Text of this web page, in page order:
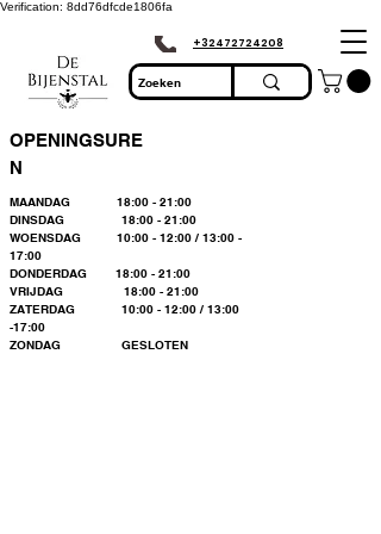
Verification: 8dd76dfcde1806fa
+32472724208
OPENINGSURE
N
MAANDAG 18:00 - 21:00
DINSDAG 18:00 - 21:00
WOENSDAG 10:00 - 12:00 / 13:00 -
17:00
DONDERDAG 18:00 - 21:00
VRIJDAG 18:00 - 21:00
ZATERDAG 10:00 - 12:00 / 13:00
-17:00
ZONDAG GESLOTEN